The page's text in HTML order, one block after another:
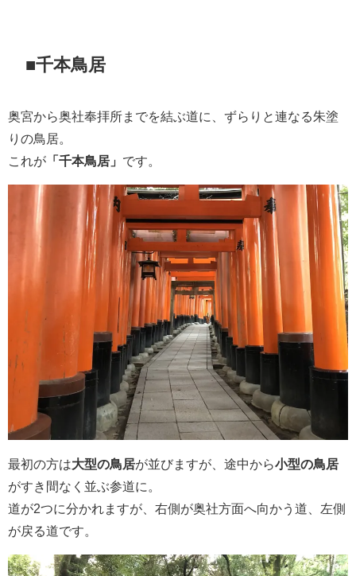
■千本鳥居
奥宮から奥社奉拝所までを結ぶ道に、ずらりと連なる朱塗
りの鳥居。
これが 「千本鳥居」 です。
最初の方は大型の鳥居が並びますが、途中から小型の鳥居
がすき間なく並ぶ参道に。
道が2つに分かれますが、右側が奥社方面へ向かう道、左側
が戻る道です。